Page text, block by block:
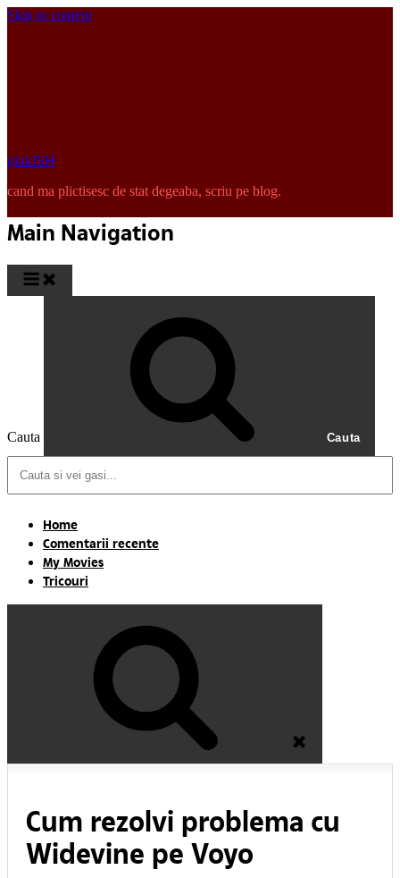
Skip to content
pinkISH
cand ma plictisesc de stat degeaba, scriu pe blog.
Main Navigation
Cauta Cauta
Home
Comentarii recente
My Movies
Tricouri
Cum rezolvi problema cu
Widevine pe Voyo